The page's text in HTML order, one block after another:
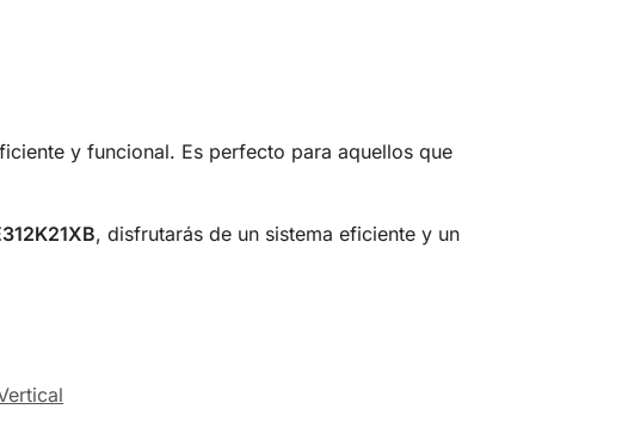
y funcional. Es perfecto para aquellos que
, disfrutarás de un sistema eficiente y un